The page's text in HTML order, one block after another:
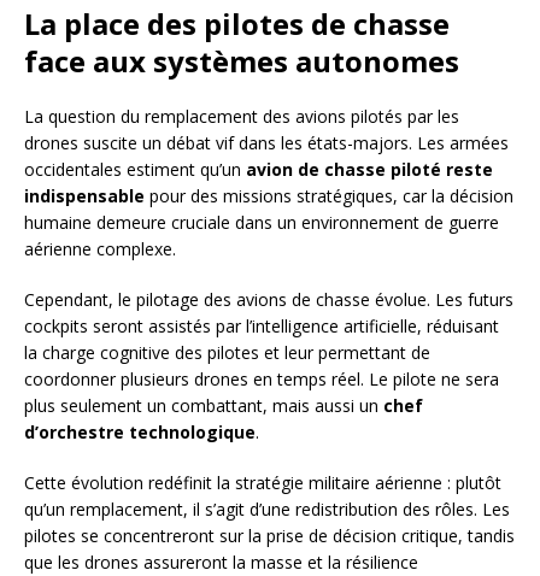
La place des pilotes de chasse
face aux systèmes autonomes
La question du remplacement des avions pilotés par les
drones suscite un débat vif dans les états-majors. Les armées
occidentales estiment qu’un avion de chasse piloté reste
indispensable pour des missions stratégiques, car la décision
humaine demeure cruciale dans un environnement de guerre
aérienne complexe.
Cependant, le pilotage des avions de chasse évolue. Les futurs
cockpits seront assistés par l’intelligence artificielle, réduisant
la charge cognitive des pilotes et leur permettant de
coordonner plusieurs drones en temps réel. Le pilote ne sera
plus seulement un combattant, mais aussi un chef
d’orchestre technologique.
Cette évolution redéfinit la stratégie militaire aérienne : plutôt
qu’un remplacement, il s’agit d’une redistribution des rôles. Les
pilotes se concentreront sur la prise de décision critique, tandis
que les drones assureront la masse et la résilience